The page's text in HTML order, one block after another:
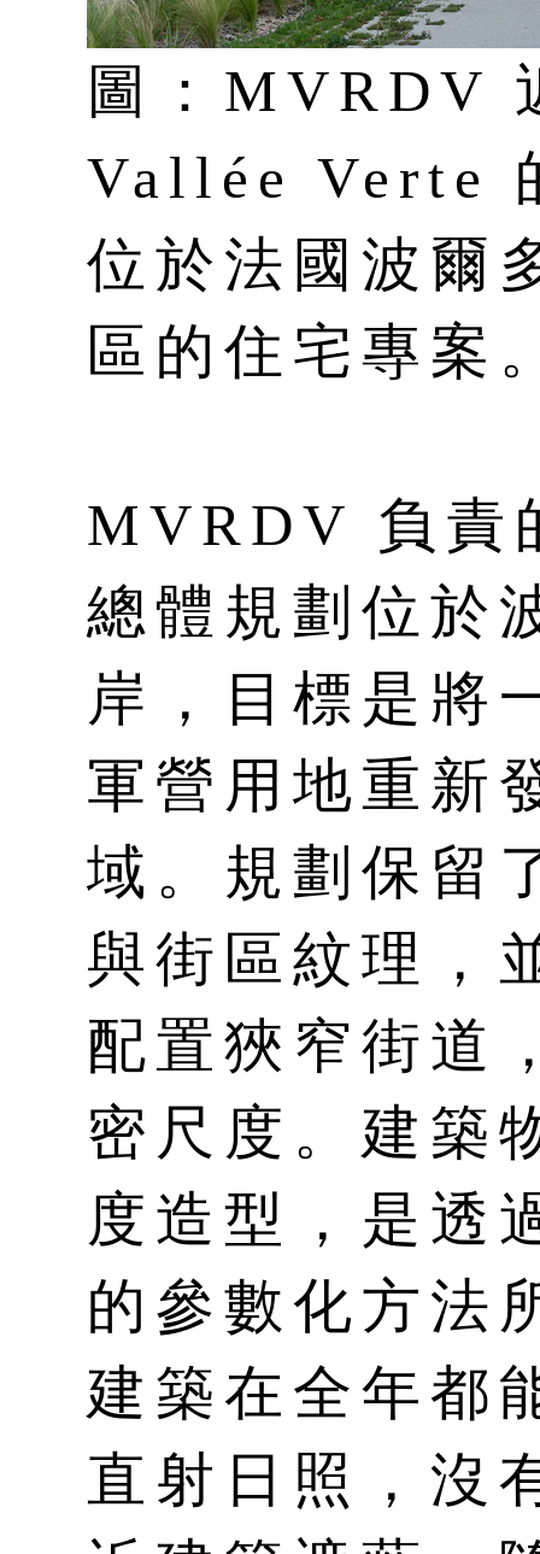
圖：MVRDV
Vallée Verte
位於法國波
區的住宅專
MVRDV 負
總體規劃位於
岸，目標是將
軍營用地重新
域。規劃保留
與街區紋理，
配置狹窄街道
密尺度。建築
度造型，是透
的參數化方法
建築在全年都
直射日照，沒